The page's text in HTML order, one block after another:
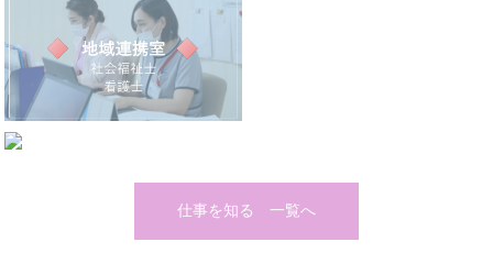
仕事を知る 一覧へ